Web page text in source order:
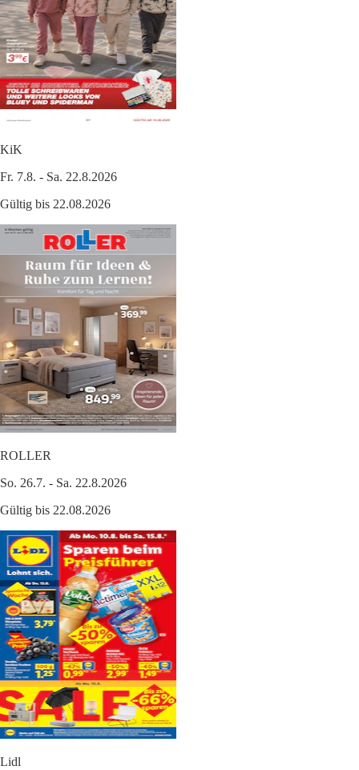
KiK
Fr. 7.8. - Sa. 22.8.2026
Gültig bis 22.08.2026
ROLLER
So. 26.7. - Sa. 22.8.2026
Gültig bis 22.08.2026
Lidl